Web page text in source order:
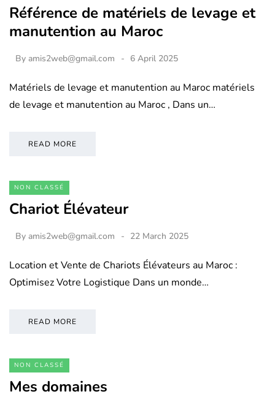
Référence de matériels de levage et
manutention au Maroc
By amis2web@gmail.com 6 April 2025
Matériels de levage et manutention au Maroc matériels
de levage et manutention au Maroc , Dans un…
READ MORE
NON CLASSÉ
Chariot Élévateur
By amis2web@gmail.com 22 March 2025
Location et Vente de Chariots Élévateurs au Maroc :
Optimisez Votre Logistique Dans un monde…
READ MORE
NON CLASSÉ
Mes domaines